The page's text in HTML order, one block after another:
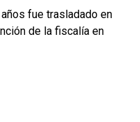
fue trasladado en
de la fiscalía en